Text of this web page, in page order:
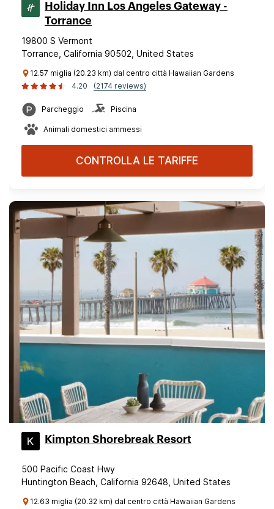
Holiday Inn Los Angeles Gateway -
Torrance
19800 S Vermont
Torrance, California 90502, United States
12.57 miglia (20.23 km) dal centro città Hawaiian Gardens
4.20
(2174 reviews)
Parcheggio Piscina
Animali domestici ammessi
CONTROLLA LE TARIFFE
Kimpton Shorebreak Resort
500 Pacific Coast Hwy
Huntington Beach, California 92648, United States
12.63 miglia (20.32 km) dal centro città Hawaiian Gardens